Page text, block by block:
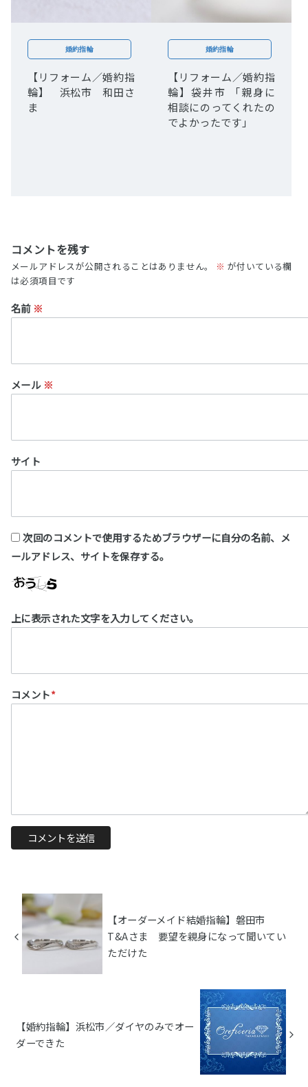
婚約指輪
【リフォーム／婚約指
輪】 浜松市 和田さ
ま
婚約指輪
【リフォーム／婚約指
輪】袋井市 「親身に
相談にのってくれたの
でよかったです」
コメントを残す
メールアドレスが公開されることはありません。 ※ が付いている欄
は必須項目です
名前 ※
メール ※
サイト
次回のコメントで使用するためブラウザーに自分の名前、メ
ールアドレス、サイトを保存する。
上に表示された文字を入力してください。
コメント*
【オーダーメイド結婚指輪】磐田市
T&Aさま 要望を親身になって聞いてい
ただけた
【婚約指輪】浜松市／ダイヤのみでオー
ダーできた